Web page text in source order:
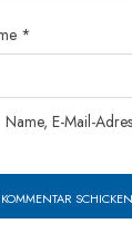
*
Name, E-Mail-